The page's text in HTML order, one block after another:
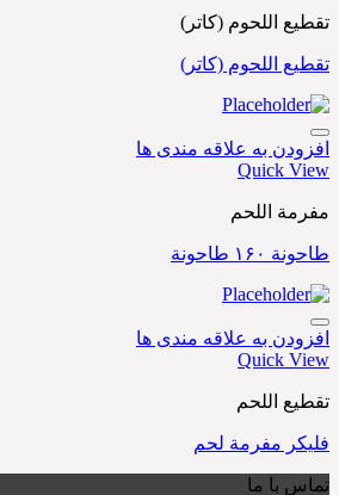
تقطيع اللحوم (کاتر)
تقطيع اللحوم (کاتر)
افزودن به علاقه مندی ها
Quick View
مفرمة اللحم
طاحونة ۱۶۰ طاحونة
افزودن به علاقه مندی ها
Quick View
تقطيع اللحم
فليكر مفرمة لحم
تماس با ما